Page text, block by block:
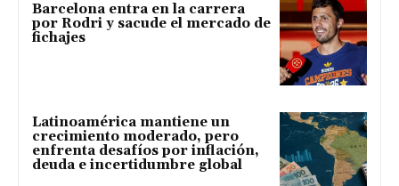
Barcelona entra en la carrera
por Rodri y sacude el mercado de
fichajes
Latinoamérica mantiene un
crecimiento moderado, pero
enfrenta desafíos por inflación,
deuda e incertidumbre global